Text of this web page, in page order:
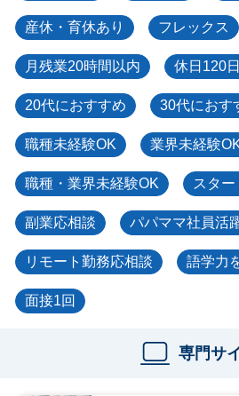
産休・育休あり フレックス
月残業20時間以内 休日120
20代におすすめ 30代におす
職種未経験OK 業界未経験
職種・業界未経験OK スタ
副業応相談 パパママ社員活
リモート勤務応相談 語学力
面接1回
専門サ